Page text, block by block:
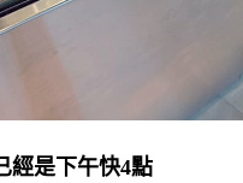
經是下午快4點